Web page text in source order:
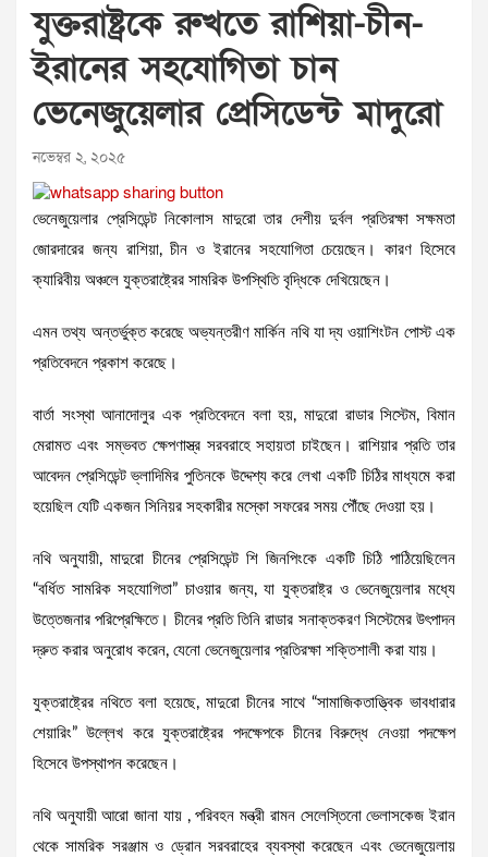
যুক্তরাষ্ট্রকে রুখতে রাশিয়া-চীন-
ইরানের সহযোগিতা চান
ভেনেজুয়েলার প্রেসিডেন্ট মাদুরো
নভেম্বর ২, ২০২৫
ভেনেজুয়েলার প্রেসিডেন্ট নিকোলাস মাদুরো তার দেশীয় দুর্বল প্রতিরক্ষা সক্ষমতা
জোরদারের জন্য রাশিয়া, চীন ও ইরানের সহযোগিতা চেয়েছেন। কারণ হিসেবে
ক্যারিবীয় অঞ্চলে যুক্তরাষ্ট্রের সামরিক উপস্থিতি বৃদ্ধিকে দেখিয়েছেন।
এমন তথ্য অন্তর্ভুক্ত করেছে অভ্যন্তরীণ মার্কিন নথি যা দ্য ওয়াশিংটন পোস্ট এক
প্রতিবেদনে প্রকাশ করেছে।
বার্তা সংস্থা আনাদোলুর এক প্রতিবেদনে বলা হয়, মাদুরো রাডার সিস্টেম, বিমান
মেরামত এবং সম্ভবত ক্ষেপণাস্ত্র সরবরাহে সহায়তা চাইছেন। রাশিয়ার প্রতি তার
আবেদন প্রেসিডেন্ট ভ্লাদিমির পুতিনকে উদ্দেশ্য করে লেখা একটি চিঠির মাধ্যমে করা
হয়েছিল যেটি একজন সিনিয়র সহকারীর মস্কো সফরের সময় পৌঁছে দেওয়া হয়।
নথি অনুযায়ী, মাদুরো চীনের প্রেসিডেন্ট শি জিনপিংকে একটি চিঠি পাঠিয়েছিলেন
“বর্ধিত সামরিক সহযোগিতা” চাওয়ার জন্য, যা যুক্তরাষ্ট্র ও ভেনেজুয়েলার মধ্যে
উত্তেজনার পরিপ্রেক্ষিতে। চীনের প্রতি তিনি রাডার সনাক্তকরণ সিস্টেমের উৎপাদন
দ্রুত করার অনুরোধ করেন, যেনো ভেনেজুয়েলার প্রতিরক্ষা শক্তিশালী করা যায়।
যুক্তরাষ্ট্রের নথিতে বলা হয়েছে, মাদুরো চীনের সাথে “সামাজিকতাত্ত্বিক ভাবধারার
শেয়ারিং” উল্লেখ করে যুক্তরাষ্ট্রের পদক্ষেপকে চীনের বিরুদ্ধে নেওয়া পদক্ষেপ
হিসেবে উপস্থাপন করেছেন।
নথি অনুযায়ী আরো জানা যায় , পরিবহন মন্ত্রী রামন সেলেস্তিনো ভেলাসকেজ ইরান
থেকে সামরিক সরঞ্জাম ও ড্রোন সরবরাহের ব্যবস্থা করেছেন এবং ভেনেজুয়েলায়